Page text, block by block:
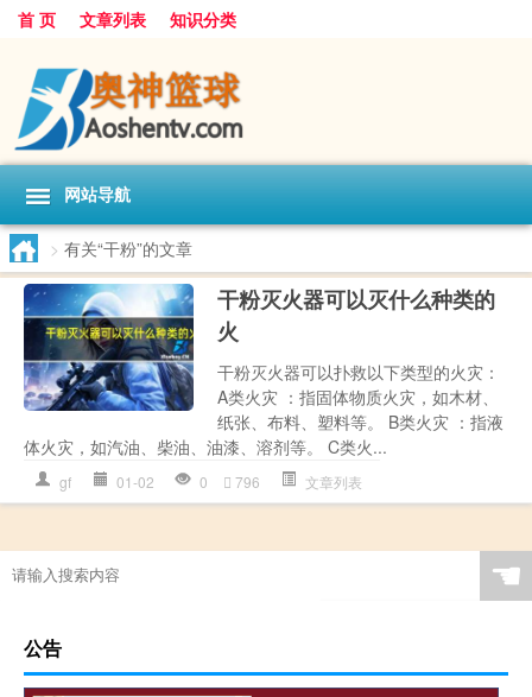
首 页 文章列表 知识分类
网站导航
> 有关“干粉”的文章
干粉灭火器可以灭什么种类的
火
干粉灭火器可以扑救以下类型的火灾：
A类火灾 ：指固体物质火灾，如木材、
纸张、布料、塑料等。 B类火灾 ：指液
体火灾，如汽油、柴油、油漆、溶剂等。 C类火...
gf 01-02 0 796 文章列表
☚
公告